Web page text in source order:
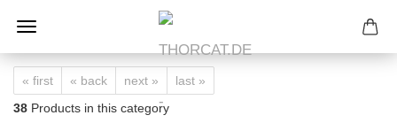
« first « back next »
last »
38 Products in this category